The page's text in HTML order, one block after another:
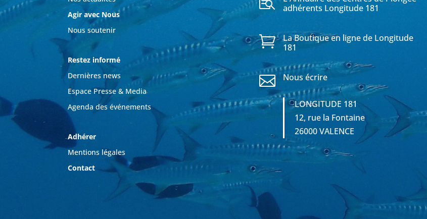
Agir avec Nous
Nous soutenir
Restez informé
Dernières news
Espace Presse & Media
Agenda des événements
Adhérer
Mentions légales
Contact
adhérents Longitude 181

La Boutique en ligne de Longitude
181
 Nous écrire
LONGITUDE 181
12, rue la Fontaine
26000 VALENCE